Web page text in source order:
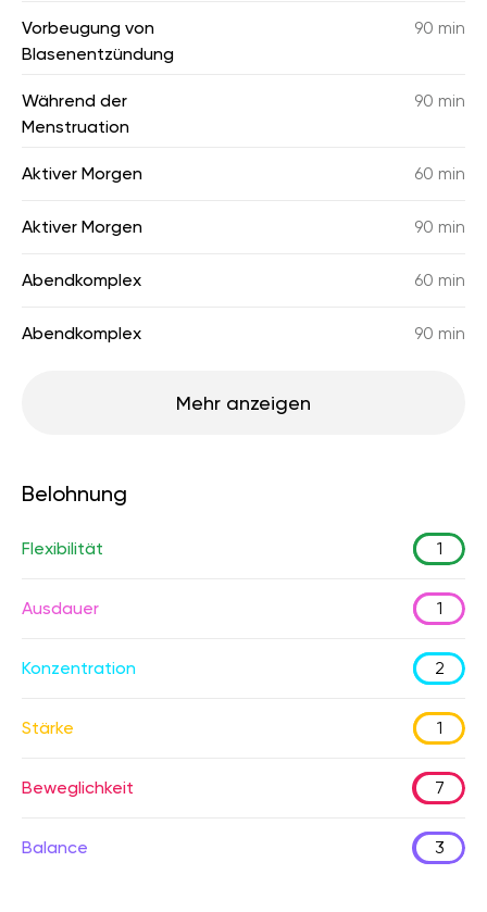
Vorbeugung von
Blasenentzündung
90 min
Während der
Menstruation
90 min
Aktiver Morgen 60 min
Aktiver Morgen 90 min
Abendkomplex 60 min
Abendkomplex 90 min
Mehr anzeigen
Belohnung
Flexibilität 1
Ausdauer 1
Konzentration 2
Stärke 1
Beweglichkeit 7
Balance 3